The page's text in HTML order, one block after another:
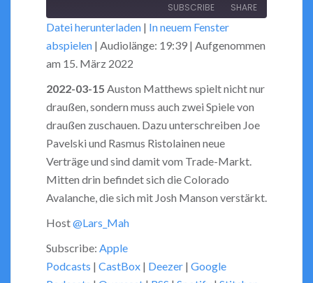
Seconds
Forward
30
seconds
SUBSCRIBE SHARE
RSS FEED
SHARE
EMBED
Datei herunterladen | In neuem Fenster
abspielen | Audiolänge: 19:39 | Aufgenommen
am 15. März 2022
2022-03-15 Auston Matthews spielt nicht nur
draußen, sondern muss auch zwei Spiele von
draußen zuschauen. Dazu unterschreiben Joe
Pavelski und Rasmus Ristolainen neue
Verträge und sind damit vom Trade-Markt.
Mitten drin befindet sich die Colorado
Avalanche, die sich mit Josh Manson verstärkt.
Host@Lars_Mah
Subscribe: Apple
Podcasts | CastBox | Deezer | Google